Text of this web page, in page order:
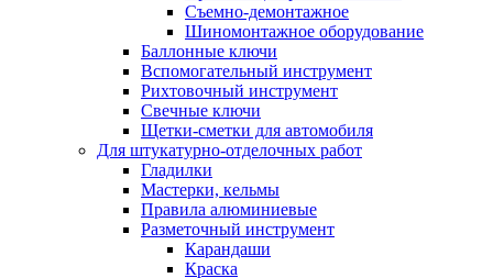
Съемно-демонтажное
Шиномонтажное оборудование
Баллонные ключи
Вспомогательный инструмент
Рихтовочный инструмент
Свечные ключи
Щетки-сметки для автомобиля
Для штукатурно-отделочных работ
Гладилки
Мастерки, кельмы
Правила алюминиевые
Разметочный инструмент
Карандаши
Краска